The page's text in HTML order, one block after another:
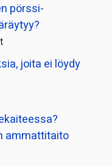
pörssi­
joita ei löydy
ammattitaito